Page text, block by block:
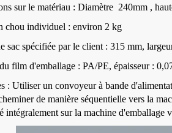
sur le matériau : Diamètre 240mm ,
chou individuel : environ 2 kg
sac spécifiée par le client : 315 mm,
film d'emballage : PA/PE, épaisseur :
: Utiliser un convoyeur à bande
de manière séquentielle vers la
intégralement sur la machine d'emballage